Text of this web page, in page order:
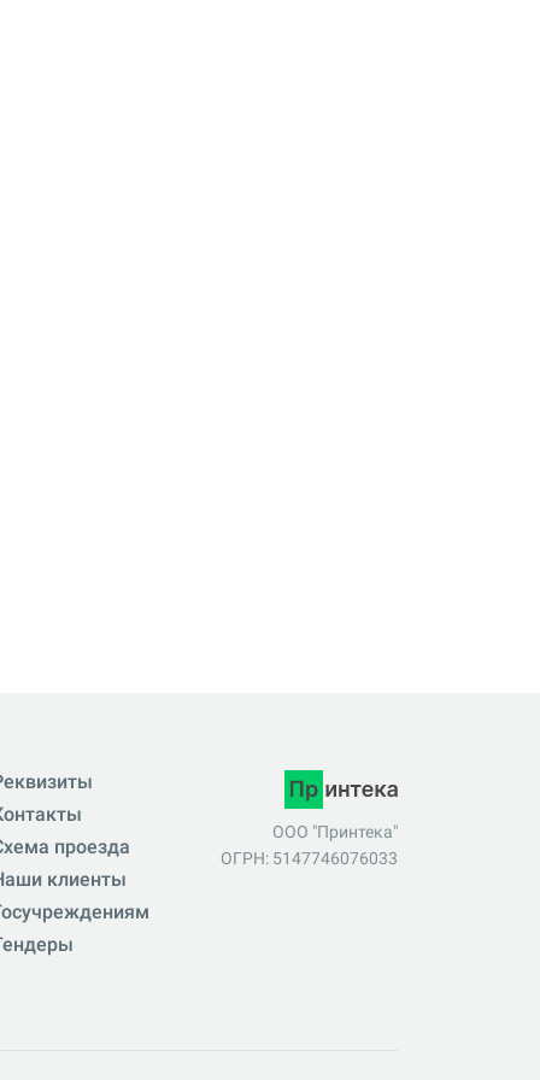
проезда
клиенты
ООО "Принтека"
ОГРН: 5147746076033